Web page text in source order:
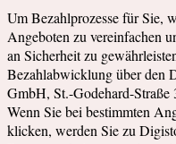
Um Bezahlprozesse für Sie,
Angeboten zu vereinfachen
an Sicherheit zu
Bezahlabwicklung über den
GmbH, St.-Godehard-Straße
Wenn Sie bei bestimmten
klicken, werden Sie zu